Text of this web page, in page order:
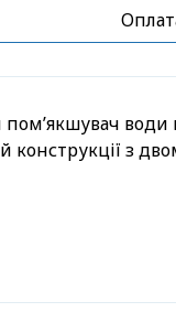
води
конструкції з